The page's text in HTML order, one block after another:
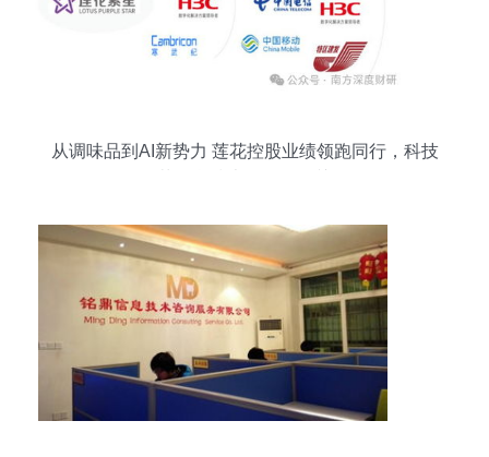
从调味品到AI新势力 莲花控股业绩领跑同行，科技